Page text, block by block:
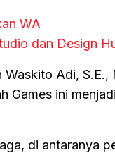
WA
dan Design
Adi, S.E.,
Games ini
di antaranya